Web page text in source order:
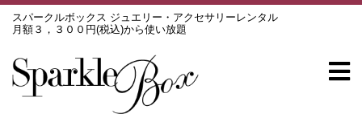
スパークルボックス ジュエリー・アクセサリーレンタル
月額３，３００円(税込)から使い放題